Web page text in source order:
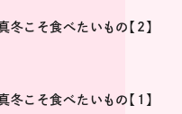
冬こそ食べたいもの【2】
冬こそ食べたいもの【1】